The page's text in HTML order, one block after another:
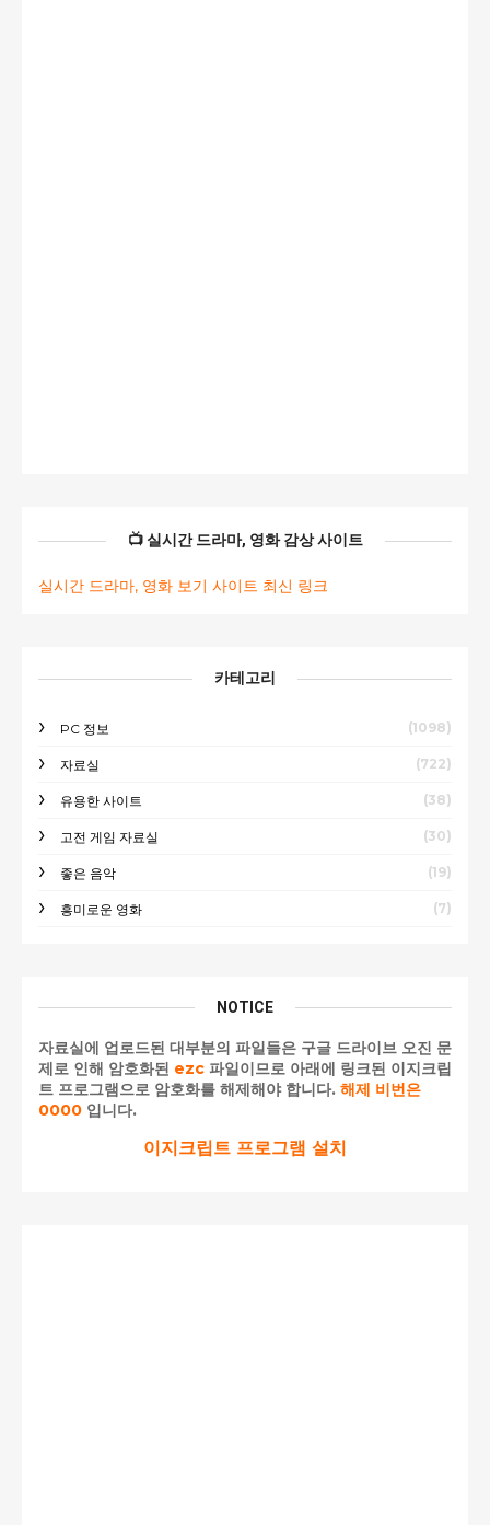
📺 실시간 드라마, 영화 감상 사이트
실시간 드라마, 영화 보기 사이트 최신 링크
카테고리
PC 정보 (1098)
자료실 (722)
유용한 사이트 (38)
고전 게임 자료실 (30)
좋은 음악 (19)
흥미로운 영화 (7)
NOTICE
자료실에 업로드된 대부분의 파일들은 구글 드라이브 오진 문
제로 인해 암호화된 ezc 파일이므로 아래에 링크된 이지크립
트 프로그램으로 암호화를 해제해야 합니다. 해제 비번은
0000 입니다.
이지크립트 프로그램 설치